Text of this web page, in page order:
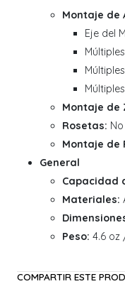
Montaje de
Eje del
Montaje de
Rosetas: No
Montaje de
General
Capacidad
Materiales:
Peso: 4.6 oz
COMPARTIR ESTE